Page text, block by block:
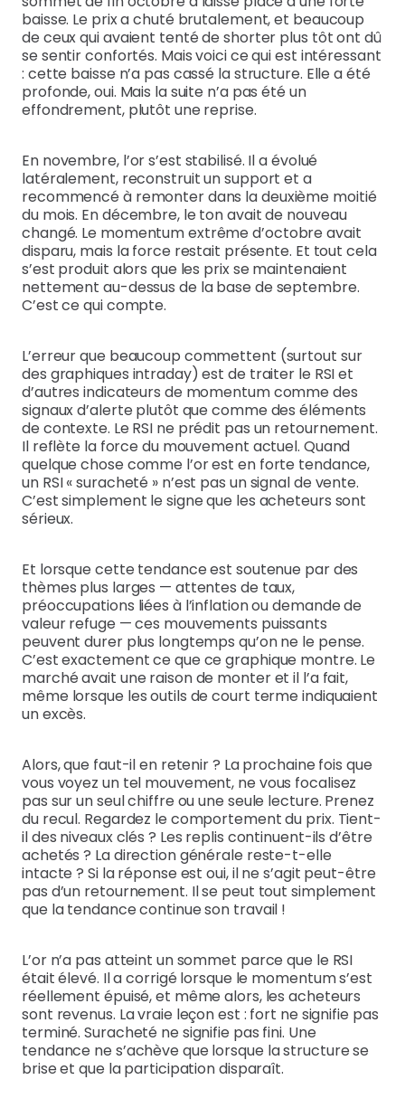
baisse. Le prix a chuté brutalement, et beaucoup
de ceux qui avaient tenté de shorter plus tôt ont dû
se sentir confortés. Mais voici ce qui est intéressant
: cette baisse n’a pas cassé la structure. Elle a été
profonde, oui. Mais la suite n’a pas été un
effondrement, plutôt une reprise.
En novembre, l’or s’est stabilisé. Il a évolué
latéralement, reconstruit un support et a
recommencé à remonter dans la deuxième moitié
du mois. En décembre, le ton avait de nouveau
changé. Le momentum extrême d’octobre avait
disparu, mais la force restait présente. Et tout cela
s’est produit alors que les prix se maintenaient
nettement au-dessus de la base de septembre.
C’est ce qui compte.
L’erreur que beaucoup commettent (surtout sur
des graphiques intraday) est de traiter le RSI et
d’autres indicateurs de momentum comme des
signaux d’alerte plutôt que comme des éléments
de contexte. Le RSI ne prédit pas un retournement.
Il reflète la force du mouvement actuel. Quand
quelque chose comme l’or est en forte tendance,
un RSI « suracheté » n’est pas un signal de vente.
C’est simplement le signe que les acheteurs sont
sérieux.
Et lorsque cette tendance est soutenue par des
thèmes plus larges — attentes de taux,
préoccupations liées à l’inflation ou demande de
valeur refuge — ces mouvements puissants
peuvent durer plus longtemps qu’on ne le pense.
C’est exactement ce que ce graphique montre. Le
marché avait une raison de monter et il l’a fait,
même lorsque les outils de court terme indiquaient
un excès.
Alors, que faut-il en retenir ? La prochaine fois que
vous voyez un tel mouvement, ne vous focalisez
pas sur un seul chiffre ou une seule lecture. Prenez
du recul. Regardez le comportement du prix. Tient-
il des niveaux clés ? Les replis continuent-ils d’être
achetés ? La direction générale reste-t-elle
intacte ? Si la réponse est oui, il ne s’agit peut-être
pas d’un retournement. Il se peut tout simplement
que la tendance continue son travail !
L’or n’a pas atteint un sommet parce que le RSI
était élevé. Il a corrigé lorsque le momentum s’est
réellement épuisé, et même alors, les acheteurs
sont revenus. La vraie leçon est : fort ne signifie pas
terminé. Suracheté ne signifie pas fini. Une
tendance ne s’achève que lorsque la structure se
brise et que la participation disparaît.